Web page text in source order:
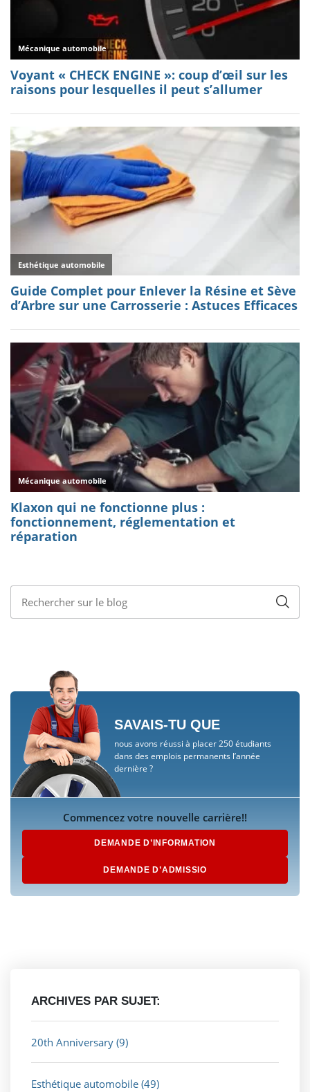
SAVAIS-TU QUE
nous avons réussi à placer 250 étudiants
dans des emplois permanents l’année
dernière ?
Commencez votre nouvelle carrière!!
DEMANDE D’INFORMATION
DEMANDE D’ADMISSIO
ARCHIVES PAR SUJET:
20th Anniversary (9)
Esthétique automobile (49)